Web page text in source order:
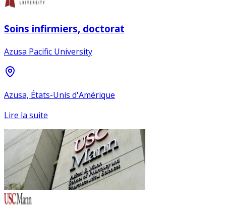
Soins infirmiers, doctorat
Azusa Pacific University
Azusa, États-Unis d'Amérique
Lire la suite